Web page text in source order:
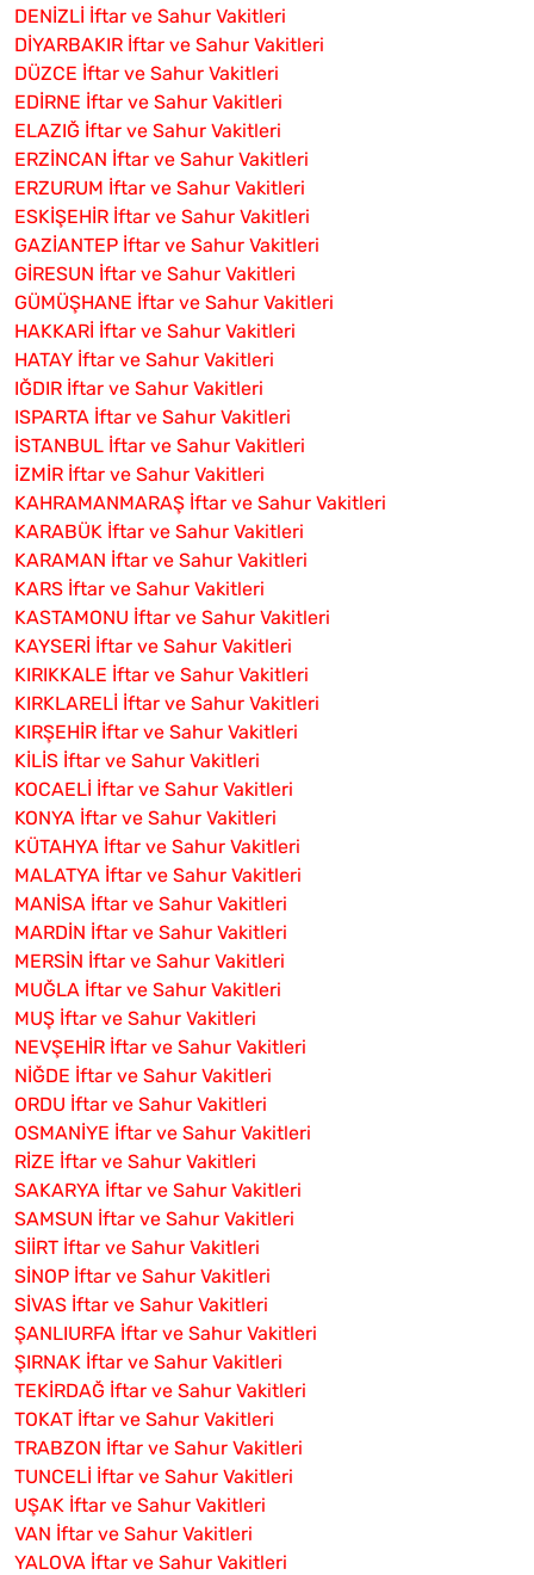
DENİZLİ İftar ve Sahur Vakitleri
DİYARBAKIR İftar ve Sahur Vakitleri
DÜZCE İftar ve Sahur Vakitleri
EDİRNE İftar ve Sahur Vakitleri
ELAZIĞ İftar ve Sahur Vakitleri
ERZİNCAN İftar ve Sahur Vakitleri
ERZURUM İftar ve Sahur Vakitleri
ESKİŞEHİR İftar ve Sahur Vakitleri
GAZİANTEP İftar ve Sahur Vakitleri
GİRESUN İftar ve Sahur Vakitleri
GÜMÜŞHANE İftar ve Sahur Vakitleri
HAKKARİ İftar ve Sahur Vakitleri
HATAY İftar ve Sahur Vakitleri
IĞDIR İftar ve Sahur Vakitleri
ISPARTA İftar ve Sahur Vakitleri
İSTANBUL İftar ve Sahur Vakitleri
İZMİR İftar ve Sahur Vakitleri
KAHRAMANMARAŞ İftar ve Sahur Vakitleri
KARABÜK İftar ve Sahur Vakitleri
KARAMAN İftar ve Sahur Vakitleri
KARS İftar ve Sahur Vakitleri
KASTAMONU İftar ve Sahur Vakitleri
KAYSERİ İftar ve Sahur Vakitleri
KIRIKKALE İftar ve Sahur Vakitleri
KIRKLARELİ İftar ve Sahur Vakitleri
KIRŞEHİR İftar ve Sahur Vakitleri
KİLİS İftar ve Sahur Vakitleri
KOCAELİ İftar ve Sahur Vakitleri
KONYA İftar ve Sahur Vakitleri
KÜTAHYA İftar ve Sahur Vakitleri
MALATYA İftar ve Sahur Vakitleri
MANİSA İftar ve Sahur Vakitleri
MARDİN İftar ve Sahur Vakitleri
MERSİN İftar ve Sahur Vakitleri
MUĞLA İftar ve Sahur Vakitleri
MUŞ İftar ve Sahur Vakitleri
NEVŞEHİR İftar ve Sahur Vakitleri
NİĞDE İftar ve Sahur Vakitleri
ORDU İftar ve Sahur Vakitleri
OSMANİYE İftar ve Sahur Vakitleri
RİZE İftar ve Sahur Vakitleri
SAKARYA İftar ve Sahur Vakitleri
SAMSUN İftar ve Sahur Vakitleri
SİİRT İftar ve Sahur Vakitleri
SİNOP İftar ve Sahur Vakitleri
SİVAS İftar ve Sahur Vakitleri
ŞANLIURFA İftar ve Sahur Vakitleri
ŞIRNAK İftar ve Sahur Vakitleri
TEKİRDAĞ İftar ve Sahur Vakitleri
TOKAT İftar ve Sahur Vakitleri
TRABZON İftar ve Sahur Vakitleri
TUNCELİ İftar ve Sahur Vakitleri
UŞAK İftar ve Sahur Vakitleri
VAN İftar ve Sahur Vakitleri
YALOVA İftar ve Sahur Vakitleri